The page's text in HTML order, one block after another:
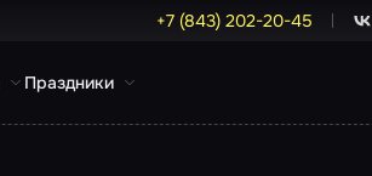
+7 (843) 202-20-45
Праздники